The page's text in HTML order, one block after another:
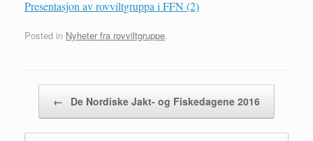
Presentasjon av rovviltgruppa i FFN (2)
Posted in Nyheter fra rovviltgruppe.
← De Nordiske Jakt- og Fiskedagene 2016